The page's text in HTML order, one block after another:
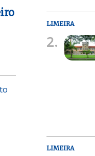
LIMEIRA
2.
LIMEIRA